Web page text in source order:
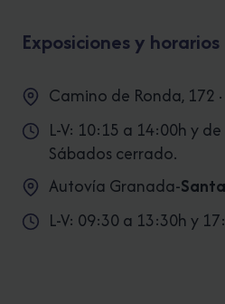
Exposiciones y horarios
Camino de Ronda, 172 ·
L-V: 10:15 a 14:00h y
Sábados cerrado.
Autovía Granada-
L-V: 09:30 a 13:30h y